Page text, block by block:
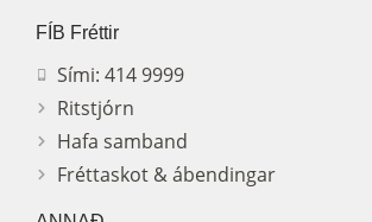
FÍB Fréttir
Sími: 414 9999
Ritstjórn
Hafa samband
Fréttaskot & ábendingar